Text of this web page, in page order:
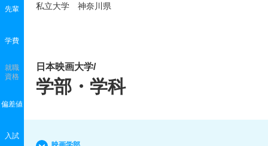
私立大学 神奈川県
先輩
学費
就職
資格
偏差値
入試
日本映画大学/
学部・学科